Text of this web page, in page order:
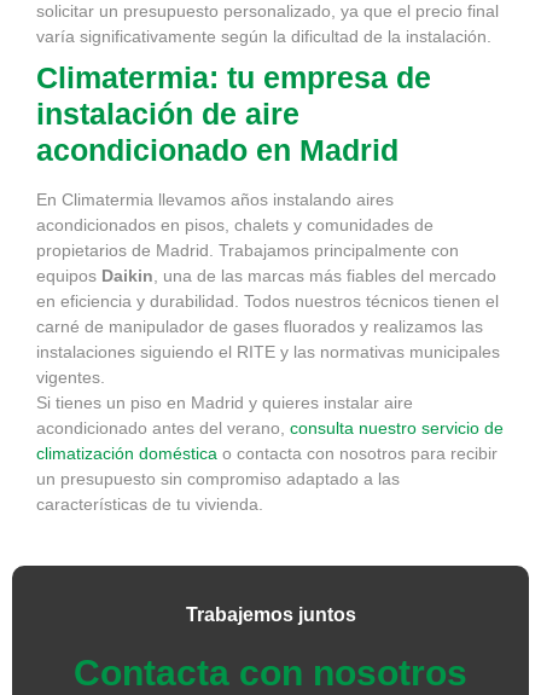
solicitar un presupuesto personalizado, ya que el precio final
varía significativamente según la dificultad de la instalación.
Climatermia: tu empresa de
instalación de aire
acondicionado en Madrid
En Climatermia llevamos años instalando aires
acondicionados en pisos, chalets y comunidades de
propietarios de Madrid. Trabajamos principalmente con
equipos Daikin, una de las marcas más fiables del mercado
en eficiencia y durabilidad. Todos nuestros técnicos tienen el
carné de manipulador de gases fluorados y realizamos las
instalaciones siguiendo el RITE y las normativas municipales
vigentes.
Si tienes un piso en Madrid y quieres instalar aire
acondicionado antes del verano, consulta nuestro servicio de
climatización doméstica o contacta con nosotros para recibir
un presupuesto sin compromiso adaptado a las
características de tu vivienda.
Trabajemos juntos
Contacta con nosotros